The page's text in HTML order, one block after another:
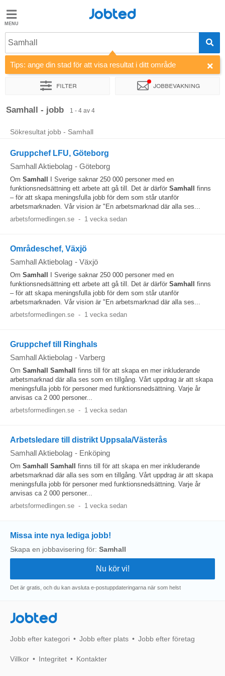
Jobted
Jobb
Löner
Jobted
Samhall
Tips: ange din stad för att visa resultat i ditt område
Filter Jobbevakning
Sortera efter Företag
Samhall - jobb 1 - 4 av 4
Sökresultat jobb - Samhall
Gruppchef LFU, Göteborg
Samhall Aktiebolag - Göteborg
Om Samhall
I Sverige saknar 250 000 personer med en
funktionsnedsättning ett arbete att gå till. Det är därför Samhall
finns
– för att skapa meningsfulla jobb för dem som står utanför
arbetsmarknaden. Vår vision är "En arbetsmarknad där alla ses...
arbetsformedlingen.se - 1 vecka sedan
Områdeschef, Växjö
Samhall Aktiebolag - Växjö
Om Samhall
I Sverige saknar 250 000 personer med en
funktionsnedsättning ett arbete att gå till. Det är därför Samhall
finns
– för att skapa meningsfulla jobb för dem som står utanför
arbetsmarknaden. Vår vision är "En arbetsmarknad där alla ses...
arbetsformedlingen.se - 1 vecka sedan
Gruppchef till Ringhals
Samhall Aktiebolag - Varberg
Om Samhall Samhall
finns till för att skapa en mer inkluderande
arbetsmarknad där alla ses som en tillgång. Vårt uppdrag är att skapa
meningsfulla jobb för personer med funktionsnedsättning. Varje år
anvisas ca 2 000 personer...
arbetsformedlingen.se - 1 vecka sedan
Arbetsledare till distrikt Uppsala/Västerås
Samhall Aktiebolag - Enköping
Om Samhall Samhall
finns till för att skapa en mer inkluderande
arbetsmarknad där alla ses som en tillgång. Vårt uppdrag är att skapa
meningsfulla jobb för personer med funktionsnedsättning. Varje år
anvisas ca 2 000 personer...
arbetsformedlingen.se - 1 vecka sedan
Missa inte nya lediga jobb!
Skapa en jobbavisering för: Samhall
Det är gratis, och du kan avsluta e-postuppdateringarna när som helst
Jobted
Jobb efter kategori Jobb efter plats Jobb efter företag
Villkor Integritet Kontakter